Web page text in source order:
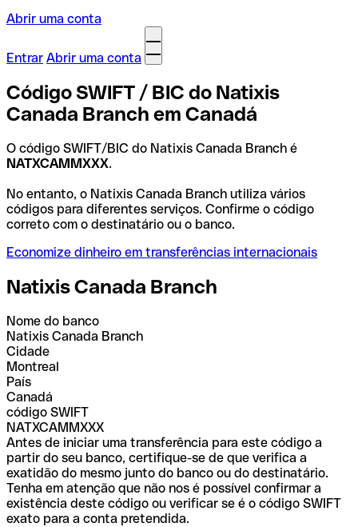
Abrir uma conta
Entrar Abrir uma conta
Código SWIFT / BIC do Natixis
Canada Branch em Canadá
O código SWIFT/BIC do Natixis Canada Branch é
NATXCAMMXXX.
No entanto, o Natixis Canada Branch utiliza vários
códigos para diferentes serviços. Confirme o código
correto com o destinatário ou o banco.
Economize dinheiro em transferências internacionais
Natixis Canada Branch
Nome do banco
Natixis Canada Branch
Cidade
Montreal
País
Canadá
código SWIFT
NATXCAMMXXX
Antes de iniciar uma transferência para este código a
partir do seu banco, certifique-se de que verifica a
exatidão do mesmo junto do banco ou do destinatário.
Tenha em atenção que não nos é possível confirmar a
existência deste código ou verificar se é o código SWIFT
exato para a conta pretendida.